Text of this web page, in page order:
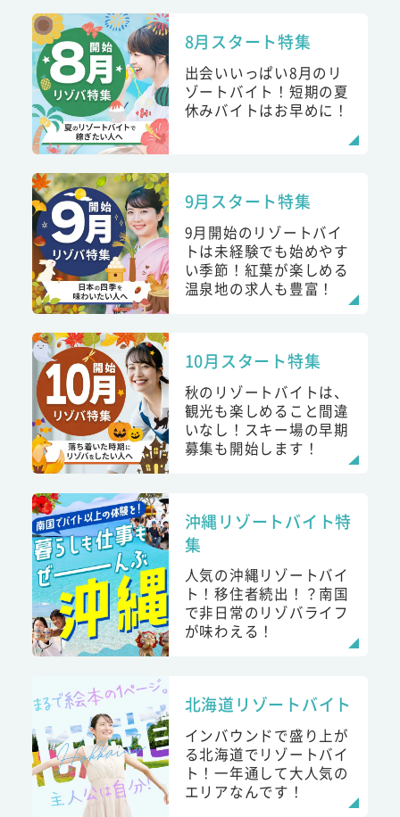
8月スタート特集
出会いいっぱい8月のリ
ゾートバイト！短期の夏
休みバイトはお早めに！
9月スタート特集
9月開始のリゾートバイ
トは未経験でも始めやす
い季節！紅葉が楽しめる
温泉地の求人も豊富！
10月スタート特集
秋のリゾートバイトは、
観光も楽しめること間違
いなし！スキー場の早期
募集も開始します！
沖縄リゾートバイト特
集
人気の沖縄リゾートバイ
ト！移住者続出！？南国
で非日常のリゾバライフ
が味わえる！
北海道リゾートバイト
インバウンドで盛り上が
る北海道でリゾートバイ
ト！一年通して大人気の
エリアなんです！